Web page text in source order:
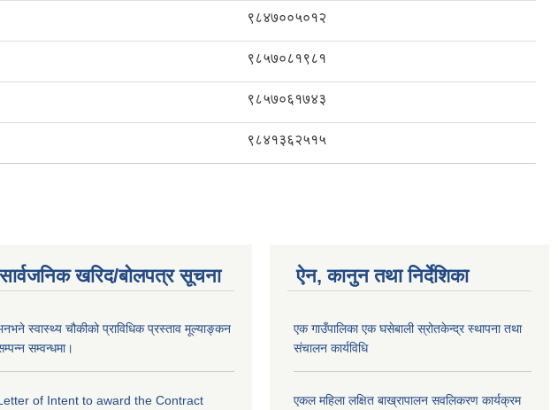
९८४७००५०१२
९८५७०८१९८१
९८५७०६१७४३
९८४१३६२५१५
सार्वजनिक खरिद/बोलपत्र सूचना
स्वास्थ्य चौकीको प्राविधिक प्रस्ताव मूल्याङ्कन
सम्वन्धमा।
of Intent to award the Contract
ऐन, कानुन तथा निर्देशिका
एक गाउँपालिका एक घसेबाली स्रोतकेन्द्र स्थापना तथा
संचालन कार्यविधि
एकल महिला लक्षित बाख्रापालन सवलिकरण कार्यक्रम